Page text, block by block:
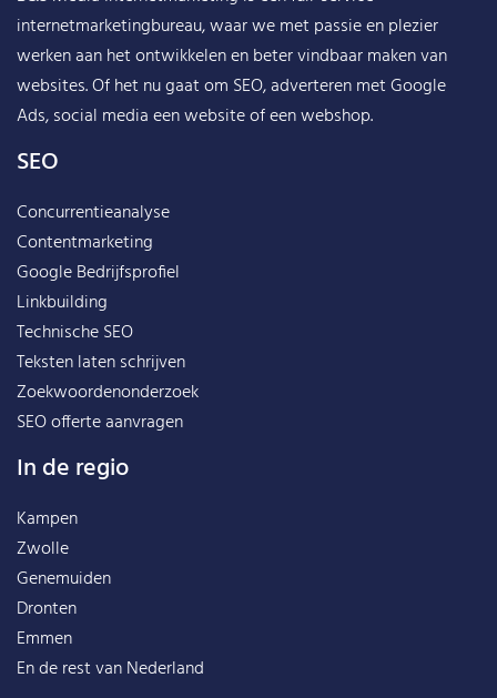
internetmarketingbureau, waar we met passie en plezier
werken aan het ontwikkelen en beter vindbaar maken van
websites. Of het nu gaat om SEO, adverteren met Google
Ads, social media een website of een webshop.
SEO
Concurrentieanalyse
Contentmarketing
Google Bedrijfsprofiel
Linkbuilding
Technische SEO
Teksten laten schrijven
Zoekwoordenonderzoek
SEO offerte aanvragen
In de regio
Kampen
Zwolle
Genemuiden
Dronten
Emmen
En de rest vanNederland